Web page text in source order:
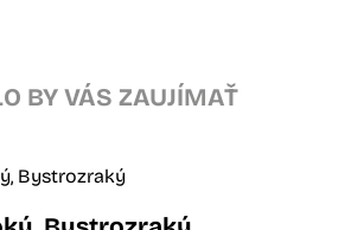
BY VÁS ZAUJÍMAŤ